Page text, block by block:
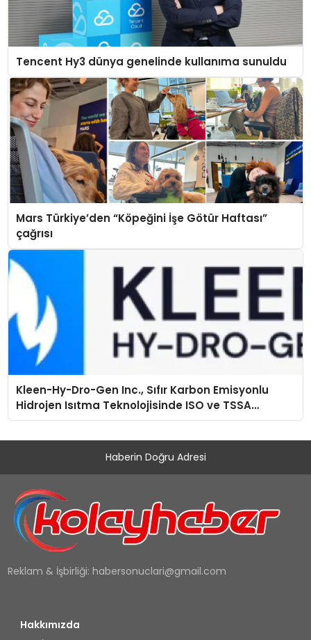
Tencent Hy3 dünya genelinde kullanıma sunuldu
Mars Türkiye’den “Köpeğini İşe Götür Haftası”
çağrısı
Kleen-Hy-Dro-Gen Inc., Sıfır Karbon Emisyonlu
Hidrojen Isıtma Teknolojisinde ISO ve TSSA
Düzenleyici Onaylarını Aldı
Haberin Doğru Adresi
Reklam & İşbirliği: habersonuclari@gmail.com
Hakkımızda